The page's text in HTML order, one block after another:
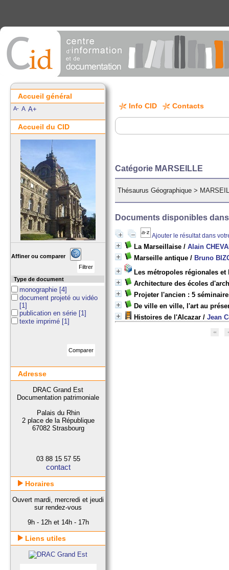
Info CID Contacts
Catégorie MARSEILLE
Thésaurus Géographique >
Documents disponibles
Ajouter le résultat dans
La Marseillaise /Alain
Marseille antique / Bruno
Les métropoles régionales et
Architecture des écoles
Projeter l'ancien : 5
De ville en ville, l'art au
Histoires de l'Alcazar /Jean
Accueil général
A- A A+
Accueil du CID
Affiner ou comparer
Type de document
monographie [4]
document projeté ou vidéo
[1]
publication en série [1]
texte imprimé [1]
Adresse
DRAC Grand Est
Documentation patrimoniale
Palais du Rhin
2 place de la République
67082 Strasbourg
03 88 15 57 55
contact
Horaires
Ouvert mardi, mercredi et jeudi
sur rendez-vous
9h - 12h et 14h - 17h
Liens utiles